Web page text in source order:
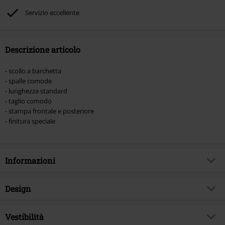
Rammstein, (Till) Lindemann, Böhse Onkelz, Broilers, Die Ärzte, Die Toten
Hosen, Metality, Funko Pop!, i Buoni Regalo e gli articoli che includono una
Servizio eccellente
Descrizione articolo
- scollo a barchetta
- spalle comode
- lunghezza standard
- taglio comodo
- stampa frontale e posteriore
- finitura speciale
Informazioni
Codice articolo
Genere Musicale
Design
Tipologia prodotto
Vestibilità